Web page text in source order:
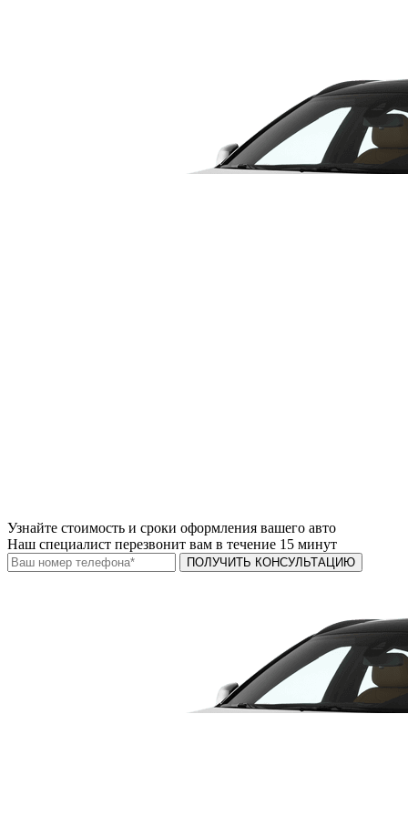
Узнайте стоимость и сроки оформления вашего авто
Наш специалист перезвонит вам в течение 15 минут
ПОЛУЧИТЬ КОНСУЛЬТАЦИЮ